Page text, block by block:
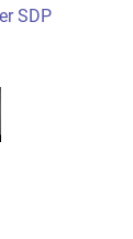
SDP